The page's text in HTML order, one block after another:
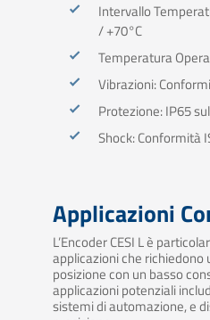
Intervallo
/ +70°C
Temperatura
Vibrazioni:
Protezione: IP65
Shock: Conformità
Applicazioni
L’Encoder CESI L è
applicazioni che
posizione con un basso
applicazioni potenziali
sistemi di automazione, e